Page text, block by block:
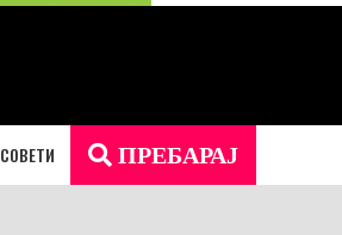
СОВЕТИ ПРЕБАРАЈ